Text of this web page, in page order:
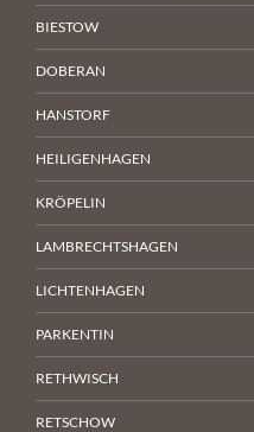
BIESTOW
DOBERAN
HANSTORF
HEILIGENHAGEN
KRÖPELIN
LAMBRECHTSHAGEN
LICHTENHAGEN
PARKENTIN
RETHWISCH
RETSCHOW